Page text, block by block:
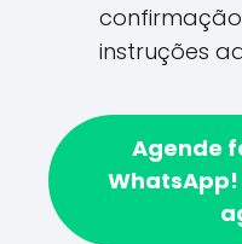
instruções
Agende
WhatsApp!